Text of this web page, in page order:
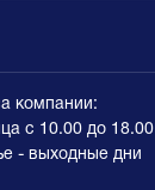
компании:
с 10.00 до 18.00
- выходные дни